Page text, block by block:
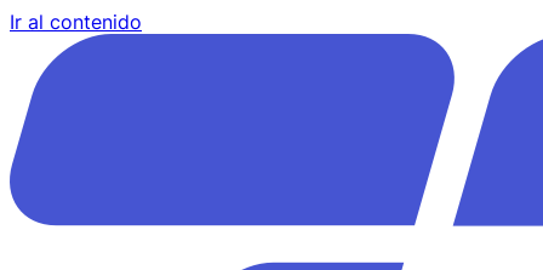
Ir al contenido